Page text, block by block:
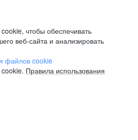
чтобы обеспечивать
веб-сайта и анализировать
файлов cookie
Правила использования